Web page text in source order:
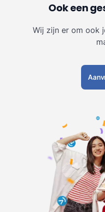
Ook een
Wij zijn er om ook